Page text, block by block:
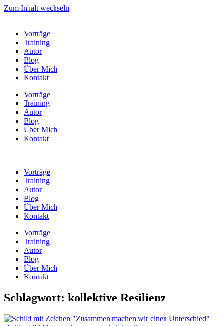
Zum Inhalt wechseln
Vorträge
Training
Autor
Blog
Über Mich
Kontakt
Vorträge
Training
Autor
Blog
Über Mich
Kontakt
Vorträge
Training
Autor
Blog
Über Mich
Kontakt
Vorträge
Training
Autor
Blog
Über Mich
Kontakt
Schlagwort: kollektive Resilienz